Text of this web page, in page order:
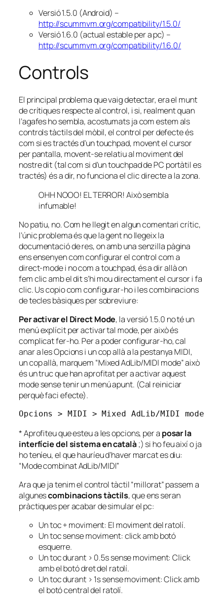
Versió 1.5.0 (Android) –
http://scummvm.org/compatibility/1.5.0/
Versió 1.6.0 (actual estable per a pc) –
http://scummvm.org/compatibility/1.6.0/
Controls
El principal problema que vaig detectar, era el munt
de crítiques respecte al control, i si, realment quan
l’agafes ho sembla, acostumats ja com estem als
controls tàctils del mòbil, el control per defecte és
com si es tractés d’untouchpad, movent el cursor
per pantalla, movent-se relatiu al moviment del
nostre dit (tal com si d’untouchpadde PC portàtil es
tractés) és a dir, no funciona el clic directe a la zona.
OHH NOOO! EL TERROR! Això sembla
infumable!
No patiu, no. Com he llegit en algun comentari crític,
l’únic problema és que la gent no llegeix la
documentació de res, on amb una senzilla pàgina
ens ensenyen com configurar el control com a
direct-mode i no com atouchpad, és a dir allà on
fem clic amb el dit s’hi mou directament el cursor i fa
clic. Us copio com configurar-ho i les combinacions
de tecles bàsiques per sobreviure:
Per activar el Direct Mode, la versió 1.5.0 no té un
menú explícit per activar tal mode, per això és
complicat fer-ho. Per a poder configurar-ho, cal
anar a les Opcions i un cop allà a la pestanya MIDI,
un cop allà, marquem “Mixed AdLib/MIDI mode” això
és un truc que han aprofitat per a activar aquest
mode sense tenir un menú apunt. (Cal reiniciar
perquè faci efecte).
Opcions > MIDI > Mixed AdLib/MIDI mode
* Aprofiteu que esteu a les opcions, per a posar la
interfície del sistema en català;) si ho feu així o ja
ho teníeu, el que hauríeu d’haver marcat es diu:
“Mode combinat AdLib/MIDI”
Ara que ja tenim el control tàctil “millorat” passem a
algunescombinacions tàctils, que ens seran
pràctiques per acabar de simular el pc:
Un toc + moviment: El moviment del ratolí.
Un toc sense moviment: click amb botó
esquerre.
Un toc durant > 0.5s sense moviment: Click
amb el botó dret del ratolí.
Un toc durant > 1s sense moviment: Click amb
el botó central del ratolí.